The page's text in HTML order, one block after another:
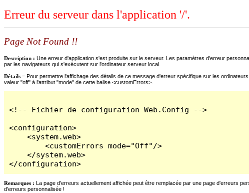
Erreur du serveur dans l'application '/'.
Page Not Found !!
Description : Une erreur d'application s'est produite sur le serveur. Les paramètres d'erreur
par les navigateurs qui s'exécutent sur l'ordinateur serveur local.
Détails = Pour permettre l'affichage des détails de ce message d'erreur spécifique sur les
valeur "off" à l'attribut "mode" de cette balise <customErrors>.
<!-- Fichier de configuration Web.Config -->
<configuration>
    <system.web>
        <customErrors mode="Off"/>
    </system.web>
</configuration>
Remarques : La page d'erreurs actuellement affichée peut être remplacée par une page d'erreurs
d'erreurs personnalisée !